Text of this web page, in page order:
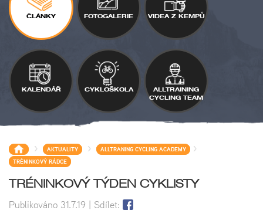
ČLÁNKY FOTOGALERIE VIDEA Z KEMPŮ
KALENDÁŘ CYKLOŠKOLA
ALLTRAINING
CYCLING TEAM
> AKTUALITY > ALLTRANING CYCLING ACADEMY >
TRÉNINKOVÝ RÁDCE
TRÉNINKOVÝ TÝDEN CYKLISTY
Publikováno 31.7.19 | Sdílet: